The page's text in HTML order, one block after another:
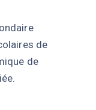
de
de